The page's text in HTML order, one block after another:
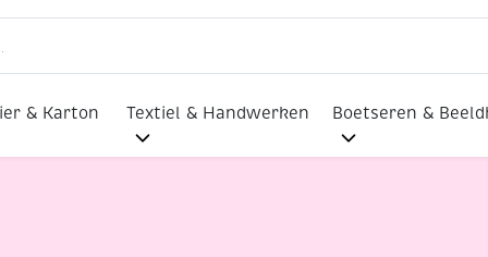
& Karton Textiel & Handwerken Boetseren &